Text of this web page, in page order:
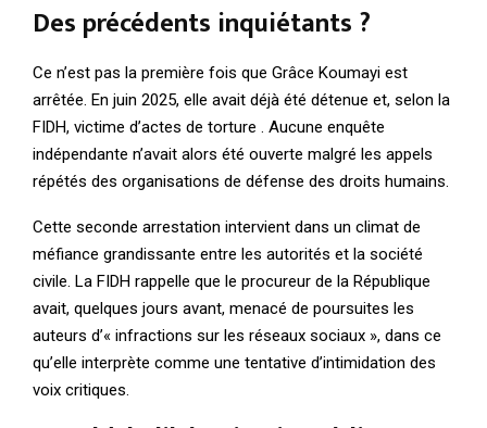
Des précédents inquiétants ?
Ce n’est pas la première fois que Grâce Koumayi est
arrêtée. En juin 2025, elle avait déjà été détenue et, selon la
FIDH, victime d’actes de torture . Aucune enquête
indépendante n’avait alors été ouverte malgré les appels
répétés des organisations de défense des droits humains.
Cette seconde arrestation intervient dans un climat de
méfiance grandissante entre les autorités et la société
civile. La FIDH rappelle que le procureur de la République
avait, quelques jours avant, menacé de poursuites les
auteurs d’« infractions sur les réseaux sociaux », dans ce
qu’elle interprète comme une tentative d’intimidation des
voix critiques.